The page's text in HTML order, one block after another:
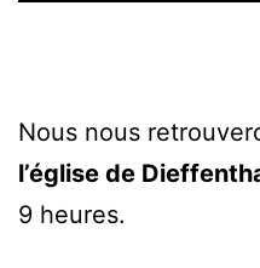
Nous nous
l’église de
9 heures.